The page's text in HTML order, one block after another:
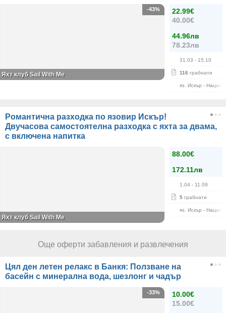
22.99€
40.00€
44.96лв
78.23лв
31.03 - 15.10
116 грабнати
яз. Искър -
-43%
Яхт клуб Sail With Me
Романтична разходка по язовир Искър!
Двучасова самостоятелна разходка с яхта за двама,
с включена напитка
88.00€
172.11лв
1.04 - 11.09
5 грабнати
яз. Искър -
Яхт клуб Sail With Me
Още оферти забавления и развлечения
Цял ден летен релакс в Банкя: Ползване на
басейн с минерална вода, шезлонг и чадър
10.00€
15.00€
-33%